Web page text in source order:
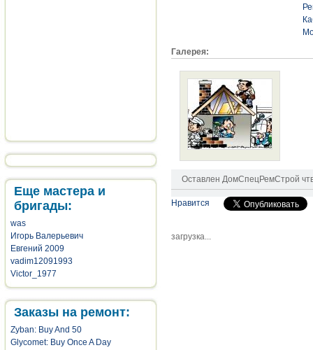
Еще мастера и
бригады:
was
Игорь Валерьевич
Евгений 2009
vadim12091993
Victor_1977
Заказы на ремонт:
Zyban: Buy And 50
Glycomet: Buy Once A Day
Галерея:
Оставлен ДомСпецРемСтрой
Нравится
загрузка...